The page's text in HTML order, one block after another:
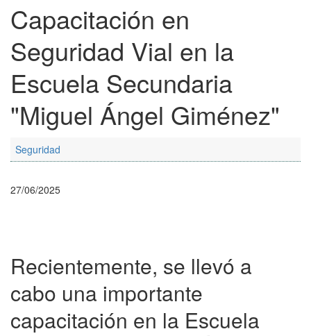
Capacitación en
Seguridad Vial en la
Escuela Secundaria
"Miguel Ángel Giménez"
Seguridad
27/06/2025
Recientemente, se llevó a
cabo una importante
capacitación en la Escuela